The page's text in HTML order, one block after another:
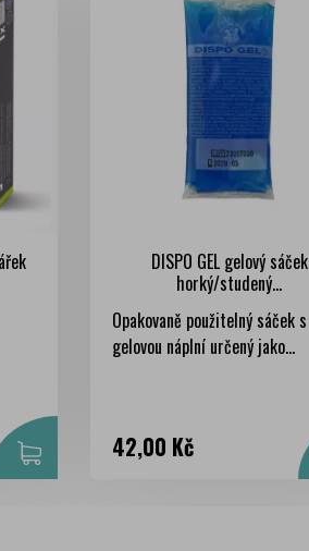
DISPO GEL gelový sáček
horký/studený...
Opakovaně použitelný sáček s
gelovou náplní určený jako...
Cena
42,00 Kč